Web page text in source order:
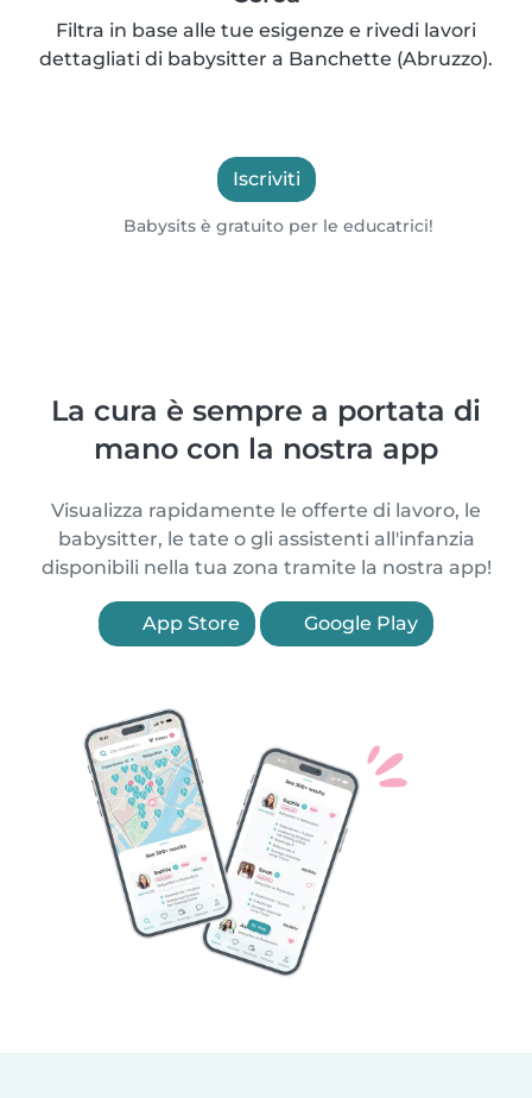
Filtra in base alle tue esigenze e rivedi lavori
dettagliati di babysitter a Banchette (Abruzzo).
Iscriviti
Babysits è gratuito per le educatrici!
La cura è sempre a portata di
mano con la nostra app
Visualizza rapidamente le offerte di lavoro, le
babysitter, le tate o gli assistenti all'infanzia
disponibili nella tua zona tramite la nostra app!
App Store Google Play